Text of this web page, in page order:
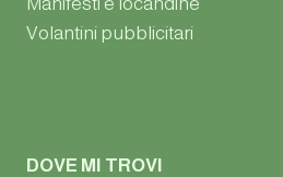
Volantini pubblicitari
DOVE MI TROVI